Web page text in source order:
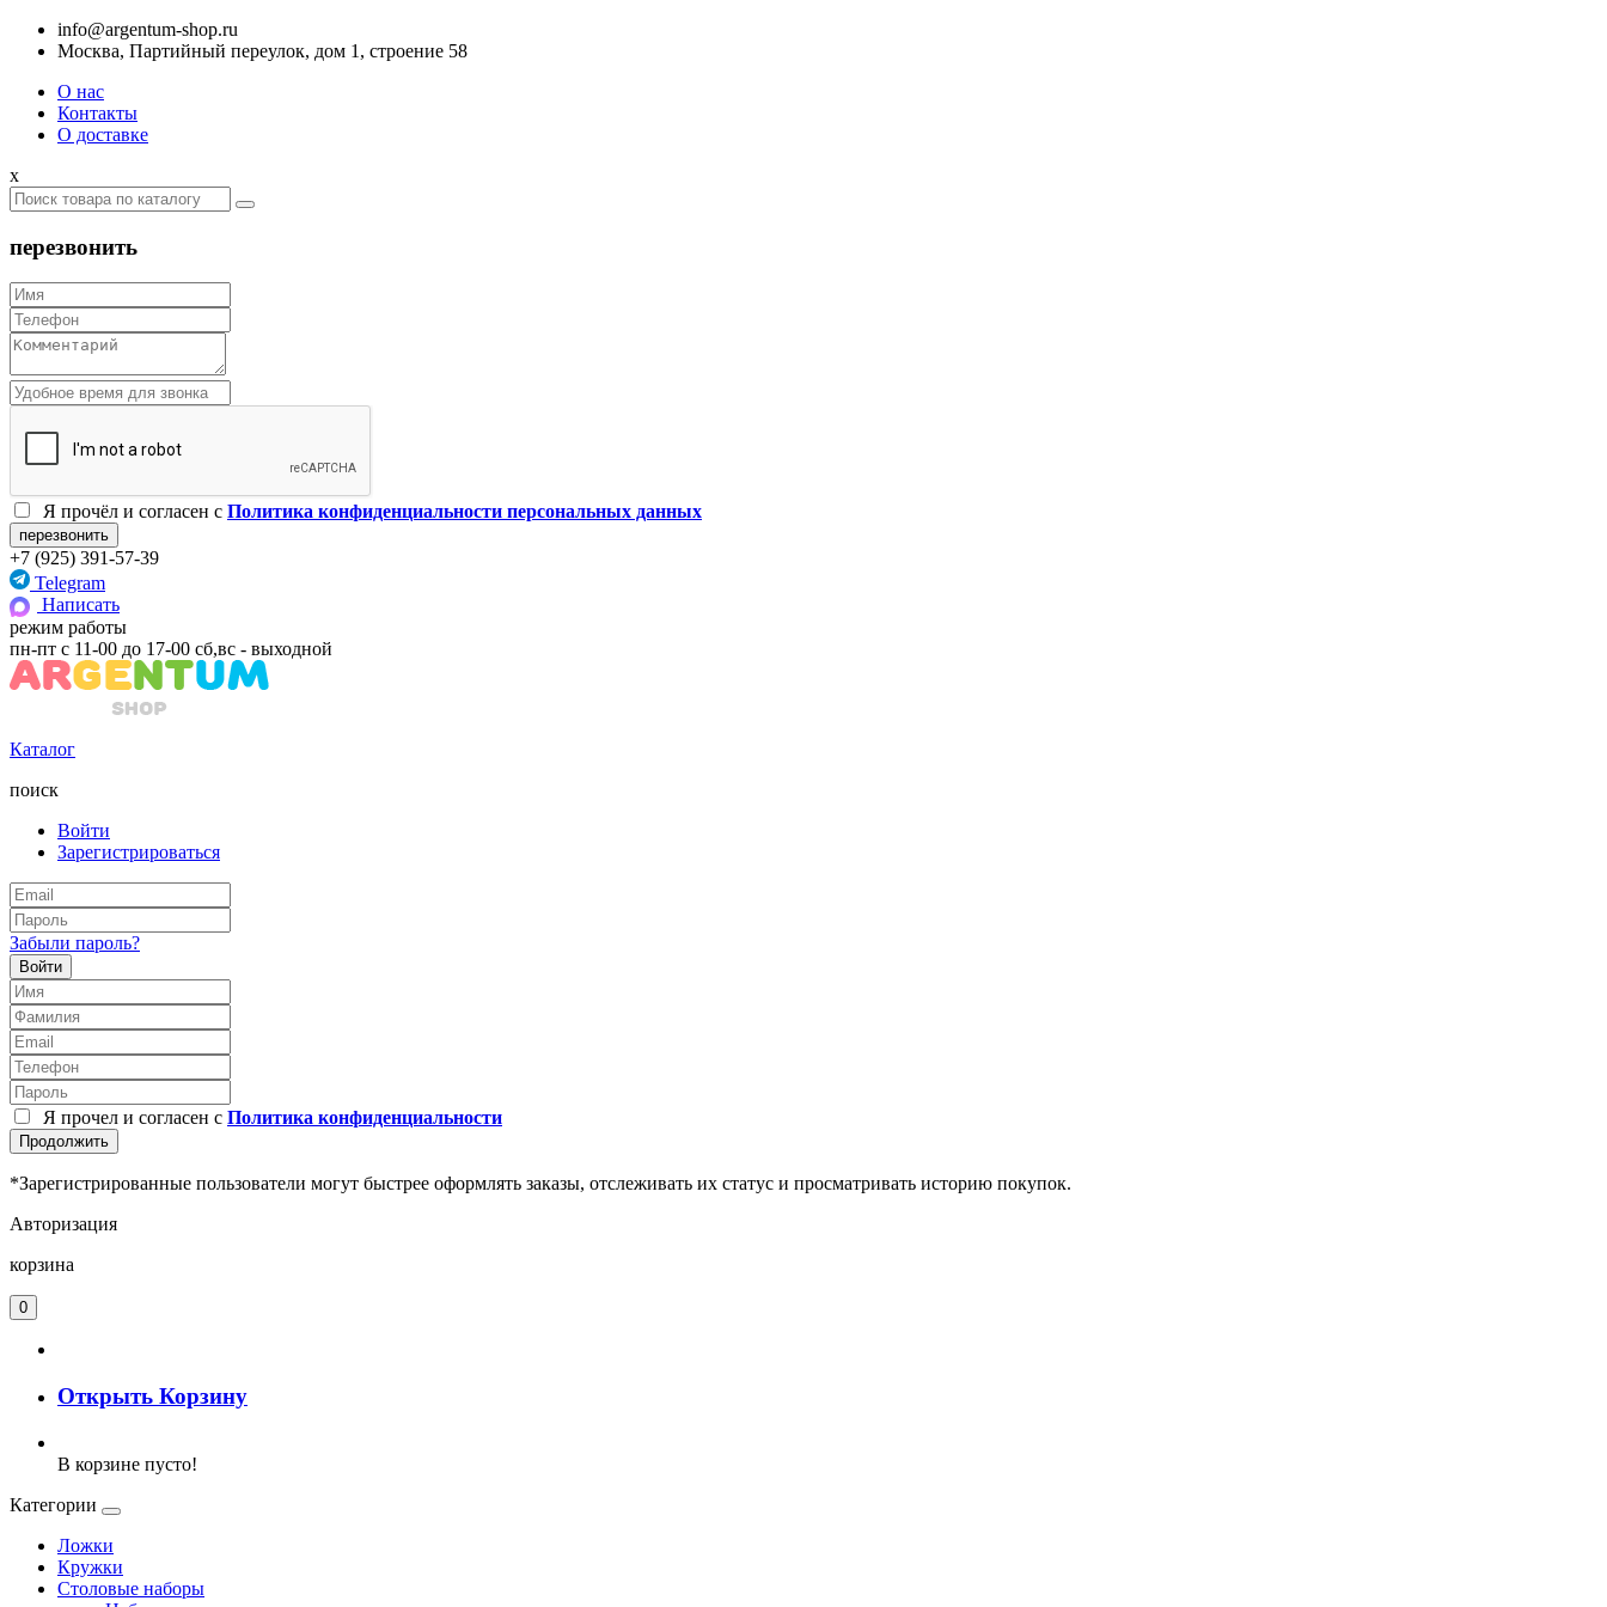
info@argentum-shop.ru
Москва, Партийный переулок, дом 1, строение 58
О нас
Контакты
О доставке
x
перезвонить
Я прочёл и согласен c Политика конфиденциальности персональных данных
+7 (925) 391-57-39
Telegram
Написать
режим работы
пн-пт с 11-00 до 17-00 сб,вс - выходной
Каталог
поиск
Войти
Зарегистрироваться
Забыли пароль?
Войти
Я прочел и согласен с Политика конфиденциальности
Продолжить
*Зарегистрированные пользователи могут быстрее оформлять заказы, отслеживать их статус и просматривать историю покупок.
Авторизация
корзина
0
Открыть Корзину
В корзине пусто!
Категории
Ложки
Кружки
Столовые наборы